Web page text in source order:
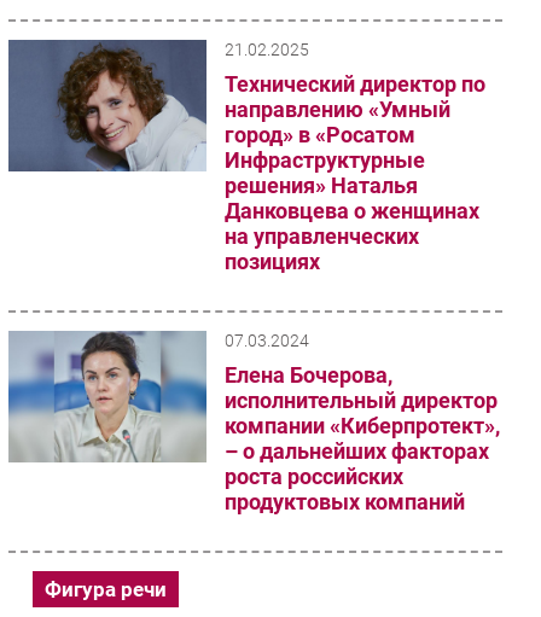
21.02.2025
Технический директор по
направлению «Умный
город» в «Росатом
Инфраструктурные
решения» Наталья
Данковцева о женщинах
на управленческих
позициях
07.03.2024
Елена Бочерова,
исполнительный директор
компании «Киберпротект»,
– о дальнейших факторах
роста российских
продуктовых компаний
Фигура речи